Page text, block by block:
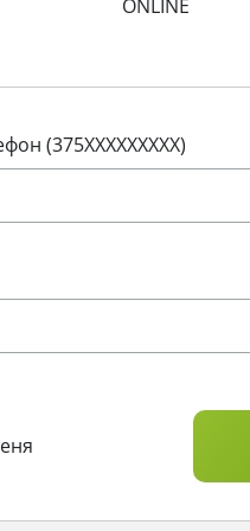
ONLINE
(375XXXXXXXXX)